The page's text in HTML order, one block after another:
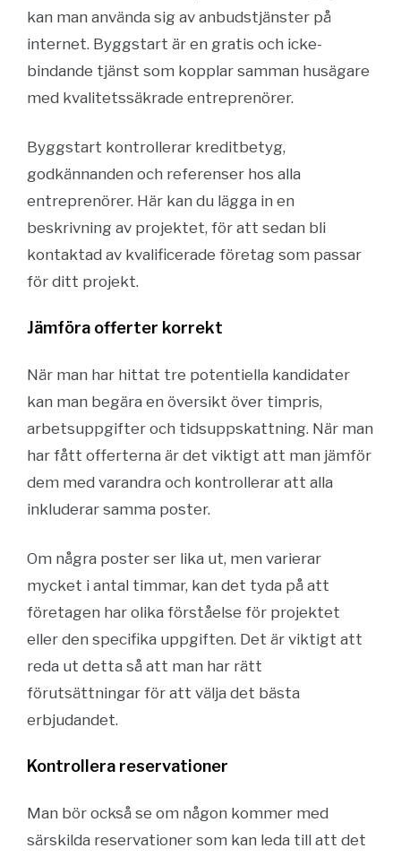
kan man använda sig av anbudstjänster på
internet. Byggstart är en gratis och icke-
bindande tjänst som kopplar samman husägare
med kvalitetssäkrade entreprenörer.
Byggstart kontrollerar kreditbetyg,
godkännanden och referenser hos alla
entreprenörer. Här kan du lägga in en
beskrivning av projektet, för att sedan bli
kontaktad av kvalificerade företag som passar
för ditt projekt.
Jämföra offerter korrekt
När man har hittat tre potentiella kandidater
kan man begära en översikt över timpris,
arbetsuppgifter och tidsuppskattning. När man
har fått offerterna är det viktigt att man jämför
dem med varandra och kontrollerar att alla
inkluderar samma poster.
Om några poster ser lika ut, men varierar
mycket i antal timmar, kan det tyda på att
företagen har olika förståelse för projektet
eller den specifika uppgiften. Det är viktigt att
reda ut detta så att man har rätt
förutsättningar för att välja det bästa
erbjudandet.
Kontrollera reservationer
Man bör också se om någon kommer med
särskilda reservationer som kan leda till att det